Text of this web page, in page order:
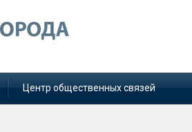
Центр общественных связей